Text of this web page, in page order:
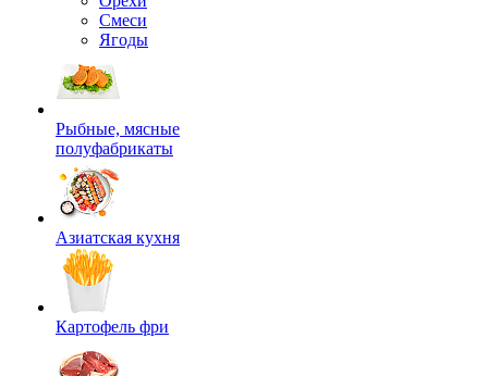
Смеси
Ягоды
Рыбные, мясные
полуфабрикаты
Азиатская кухня
Картофель фри